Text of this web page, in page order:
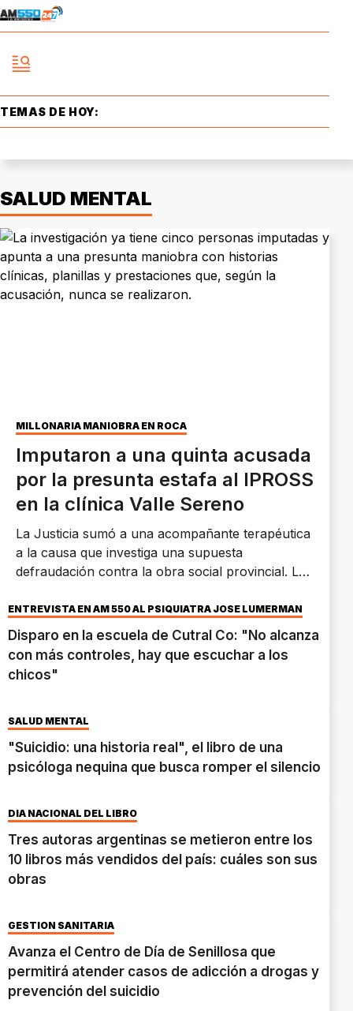
TEMAS DE HOY:
SALUD MENTAL
MILLONARIA MANIOBRA EN ROCA
Imputaron a una quinta acusada
por la presunta estafa al IPROSS
en la clínica Valle Sereno
La Justicia sumó a una acompañante terapéutica
a la causa que investiga una supuesta
defraudación contra la obra social provincial. La
de salud mental que nunca fueron brindadas a
pacientes entre 2021 y 2023.
ENTREVISTA EN AM 550 AL PSIQUIATRA JOSÉ LUMERMAN
Disparo en la escuela de Cutral Co: "No alcanza
con más controles, hay que escuchar a los
chicos"
SALUD MENTAL
"Suicidio: una historia real", el libro de una
psicóloga nequina que busca romper el silencio
DÍA NACIONAL DEL LIBRO
Tres autoras argentinas se metieron entre los
10 libros más vendidos del país: cuáles son sus
obras
GESTIÓN SANITARIA
Avanza el Centro de Día de Senillosa que
permitirá atender casos de adicción a drogas y
prevención del suicidio